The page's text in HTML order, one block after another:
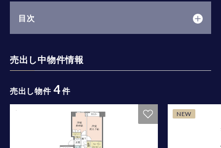
目次
売出し中物件情報
売出し物件 4 件
NEW